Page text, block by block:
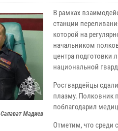
Салават Мадиев
В рамках
станции
которой на
начальником
центра подготовки
национальной
Росгвардейцы
плазму. Полковник
поблагодарил
Отметим, что среди